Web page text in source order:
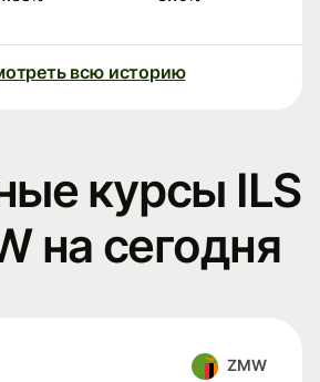
всю историю
курсы ILS
на сегодня
ZMW